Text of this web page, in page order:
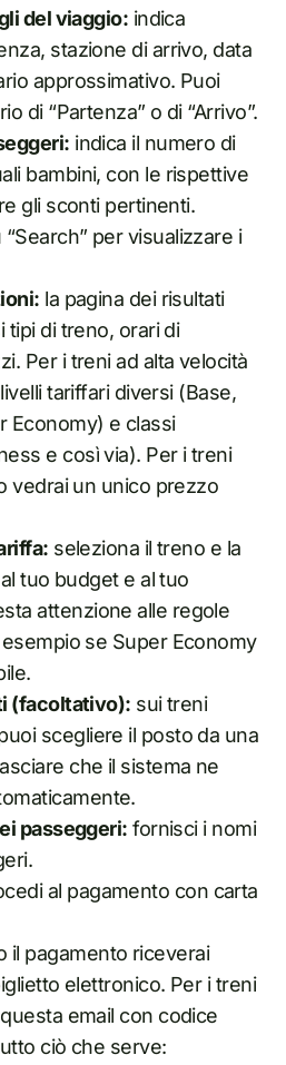
del viaggio: indica
stazione di arrivo, data
approssimativo. Puoi
di “Partenza” o di “Arrivo”.
indica il numero di
bambini, con le rispettive
gli sconti pertinenti.
“Search” per visualizzare i
la pagina dei risultati
tipi di treno, orari di
Per i treni ad alta velocità
tariffari diversi (Base,
Economy) e classi
e così via). Per i treni
vedrai un unico prezzo
seleziona il treno e la
tuo budget e al tuo
attenzione alle regole
se Super Economy
(facoltativo): sui treni
scegliere il posto da una
che il sistema ne
passeggeri: fornisci i nomi
al pagamento con carta
il pagamento riceverai
elettronico. Per i treni
email con codice
ciò che serve: